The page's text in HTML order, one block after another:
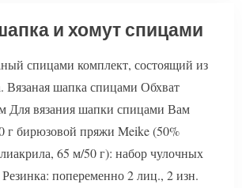
и хомут спицами
спицами комплект, состоящий из
Вязаная шапка спицами Обхват
Для вязания шапки спицами Вам
г бирюзовой пряжи Meike (50%
65 м/50 г): набор чулочных
попеременно 2 лиц., 2 изн.